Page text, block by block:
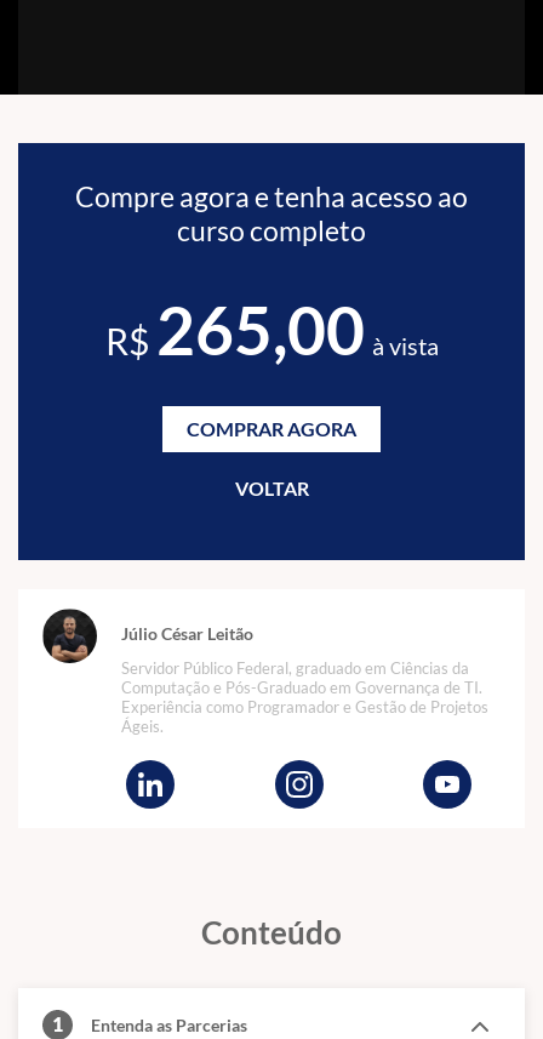
Júlio César Leitão
Servidor Público Federal, graduado em Ciências da
Computação e Pós-Graduado em Governança de TI.
Experiência como Programador e Gestão de Projetos
Ágeis.
Compre agora e tenha acesso ao
curso completo
R$ 265,00 à vista
COMPRAR AGORA
VOLTAR
Conteúdo
1 Entenda as Parcerias